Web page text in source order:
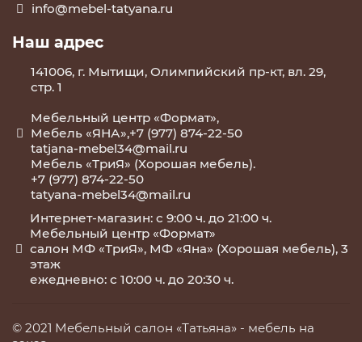
info@mebel-tatyana.ru
Наш адрес
141006, г. Мытищи, Олимпийский пр-кт, вл. 29,
стр. 1
Мебельный центр «Формат»,
Мебель «ЯНА»,+7 (977) 874-22-50
tatjana-mebel34@mail.ru
Мебель «ТриЯ» (Хорошая мебель).
+7 (977) 874-22-50
tatyana-mebel34@mail.ru
Интернет-магазин: с 9:00 ч. до 21:00 ч.
Мебельный центр «Формат»
салон МФ «ТриЯ», МФ «Яна» (Хорошая мебель), 3
этаж
ежедневно: с 10:00 ч. до 20:30 ч.
© 2021 Мебельный салон «Татьяна» - мебель на